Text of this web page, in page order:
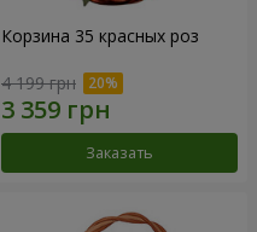
Корзина 35 красных роз
4 199 грн
Заказать